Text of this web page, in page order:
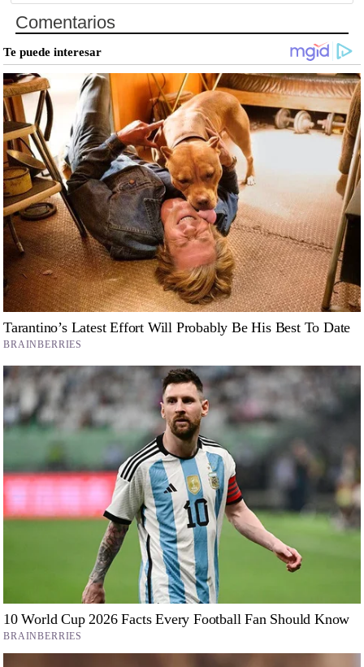
Comentarios